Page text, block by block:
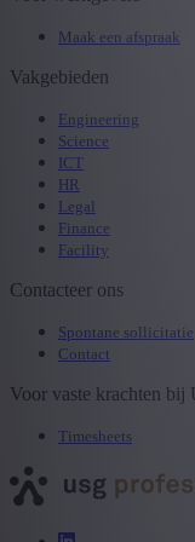
Maak een afspraak
Vakgebieden
Engineering
Science
ICT
HR
Legal
Finance
Facility
Contacteer ons
Spontane sollicitatie
Contact
Voor vaste krachten bij
Timesheets